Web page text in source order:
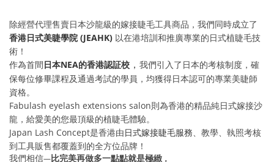
除經營代理售賣日本沙龍級的嫁接睫毛工具商品，我們同時成立了
香港日式美睫學院 (JEAHK) 以在港培訓和推廣專業的日式植睫毛技
術！
作為首間日本NEA的香港認証校 ， 我們引入了日本的考核制度，確
保每位修畢課程及通過考試的學員，均獲得日本認可的專業美睫師
資格。
Fabulash eyelash extensions salon則為香港的精品純日式嫁接沙
龍，給愛美的您最頂級的植睫毛體驗。
Japan Lash Concept是香港由日式嫁接睫毛服務 、教學、執照考核
到工具販售都覆蓋到的全方位品牌！
我們相信—比完美再做多一點點就是極緻 ，